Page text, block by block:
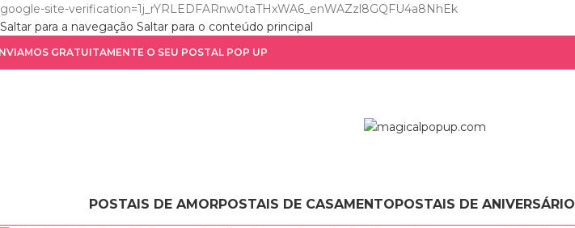
google-site-verification=1j_rYRLEDFARnw0taTHxWA6_enWAZzl8GQFU4a8NhEk
Saltar para a navegação Saltar para o conteúdo principal
GRATUITAMENTE O SEU POSTAL POP UP
POSTAIS DE AMORPOSTAIS DE CASAMENTOPOSTAIS DE ANIVERSÁRIO